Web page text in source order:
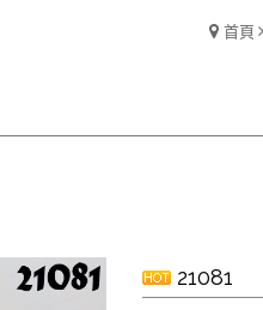
首頁
21081